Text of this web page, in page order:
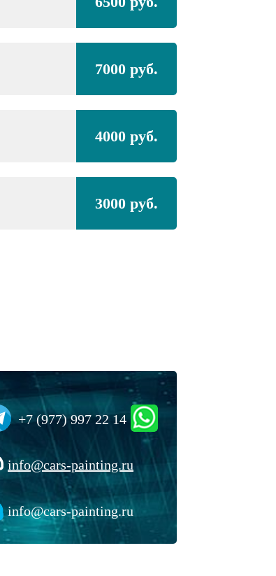
7000 руб.
4000 руб.
3000 руб.
+7 (977) 997 22 14
info@cars-painting.ru
info@cars-painting.ru